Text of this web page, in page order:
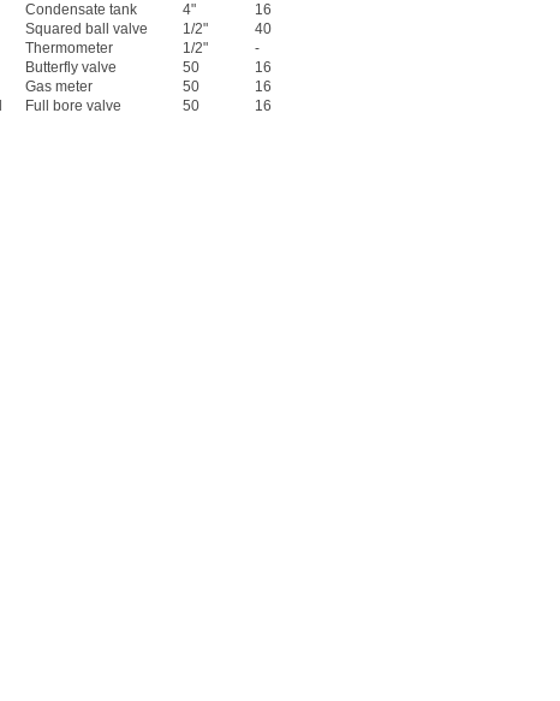
Condensate tank 4"
16
Squared ball valve 1/2"
40
Thermometer 1/2"
-
Butterfly valve 50
16
Gas meter 50
16
Full bore valve 50
16